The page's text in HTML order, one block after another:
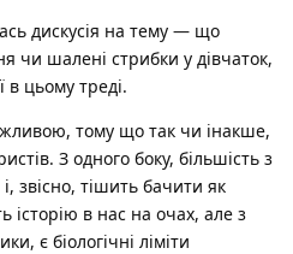
дискусія на тему — що
чи шалені стрибки у дівчаток,
в цьому треді.
тому що так чи інакше,
З одного боку, більшість з
звісно, тішить бачити як
історію в нас на очах, але з
є біологічні ліміти